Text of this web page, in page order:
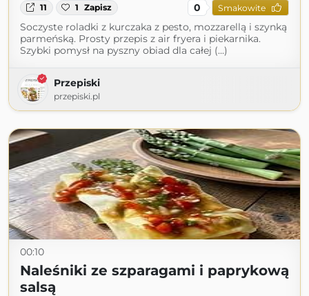
11 1 Zapisz 0 Smakowite
Soczyste roladki z kurczaka z pesto, mozzarellą i szynką
parmeńską. Prosty przepis z air fryera i piekarnika.
Szybki pomysł na pyszny obiad dla całej (...)
Przepiski
przepiski.pl
00:10
Naleśniki ze szparagami i paprykową
salsą